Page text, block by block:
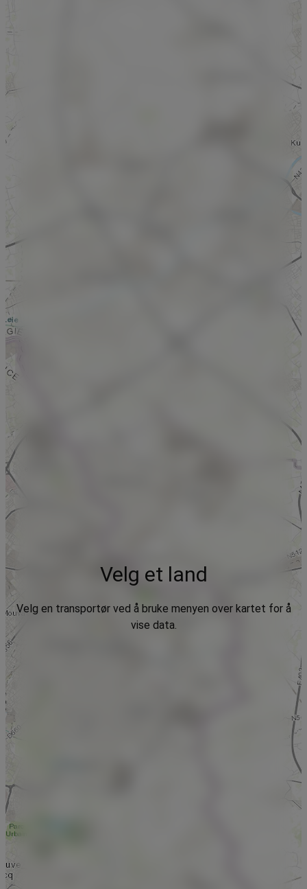
Velg et land
Velg en transportør ved å bruke menyen over kartet for å
vise data.